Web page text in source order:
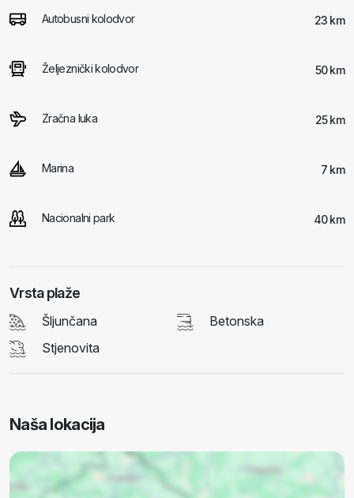
Autobusni kolodvor 23 km
Željeznički kolodvor 50 km
Zračna luka 25 km
Marina 7 km
Nacionalni park 40 km
Vrsta plaže
Šljunčana
Betonska
Stjenovita
Naša lokacija